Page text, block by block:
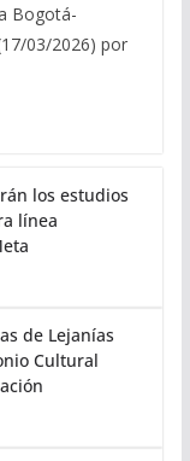
Bogotá-
03/2026) por
los estudios
línea
de Lejanías
Cultural